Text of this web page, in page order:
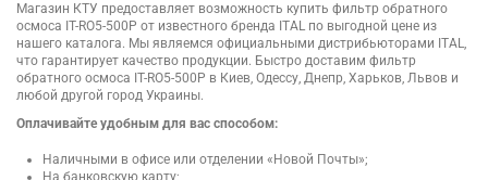
Магазин КТУ предоставляет возможность купить фильтр обратного
осмоса IT-RO5-500P от известного бренда ITAL по выгодной цене из
нашего каталога. Мы являемся официальными дистрибьюторами ITAL,
что гарантирует качество продукции. Быстро доставим фильтр
обратного осмоса IT-RO5-500P в Киев, Одессу, Днепр, Харьков, Львов и
любой другой город Украины.
Оплачивайте удобным для вас способом:
Наличными в офисе или отделении «Новой Почты»;
На банковскую карту;